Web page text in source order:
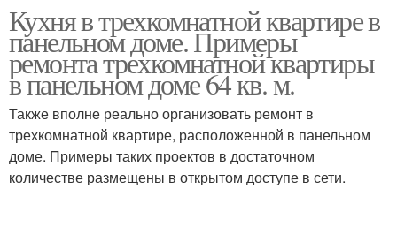
доме
Кухни в хрущевку
Кухня в классическом
стиле
Кухня в трехкомнатной квартире в
панельном доме. Примеры
ремонта трехкомнатной квартиры
в панельном доме 64 кв. м.
Также вполне реально организовать ремонт в
трехкомнатной квартире, расположенной в панельном
доме. Примеры таких проектов в достаточном
количестве размещены в открытом доступе в сети.